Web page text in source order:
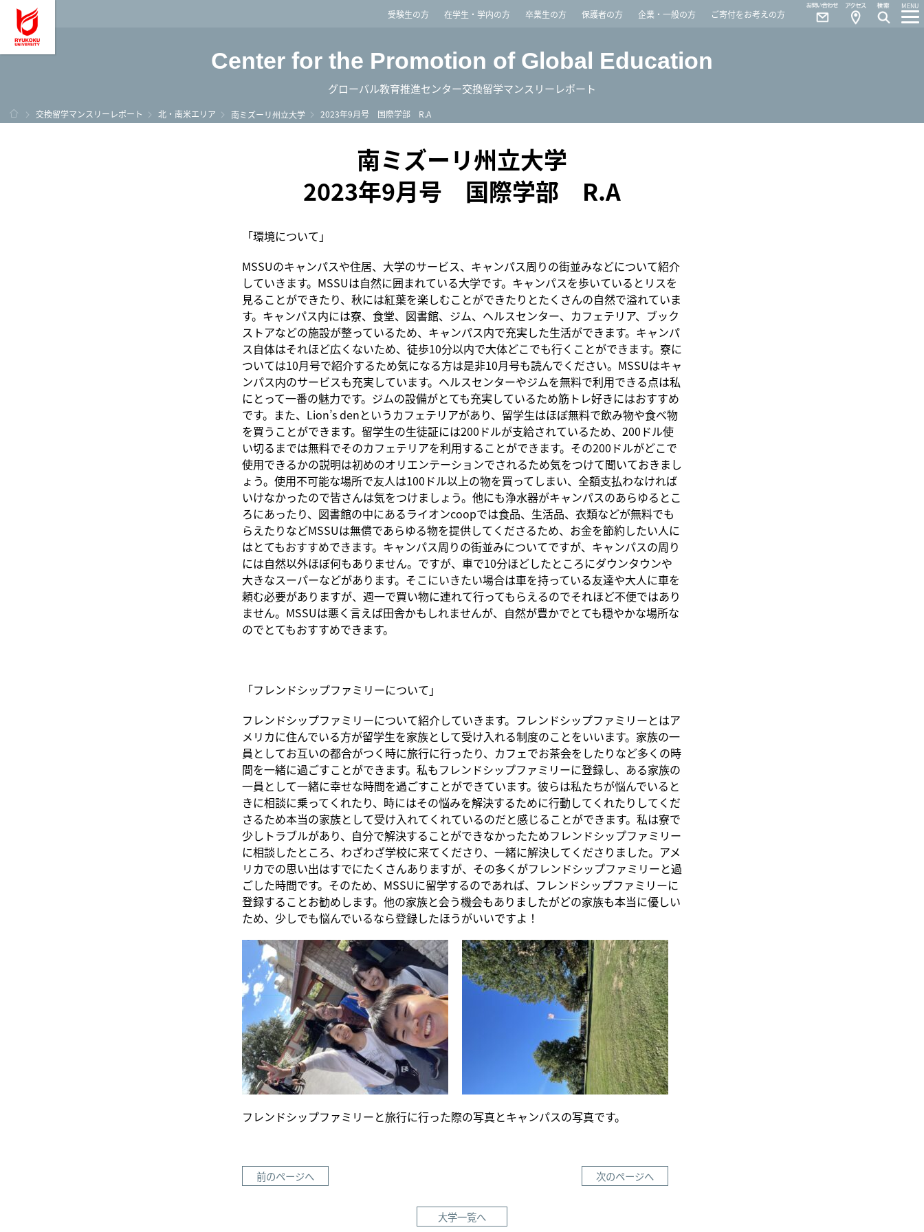
龍谷大学 You, Unlimited受験生の方 在学生・学内の方 卒業生の方 保護者の方 企業・一般の方 ご寄付をお考えの方
MENU
Access
Contact
Center for the Promotion of Global Education
グローバル教育推進センター交換留学マンスリーレポート
ホーム
交換留学マンスリーレポート 北・南米エリア 南ミズーリ州立大学 2023年9月号 国際学部 R.A
南ミズーリ州立大学
2023年9月号 国際学部 R.A
「環境について」
MSSUのキャンパスや住居、大学のサービス、キャンパス周りの街並みなどについて紹介
していきます。MSSUは自然に囲まれている大学です。キャンパスを歩いているとリスを
見ることができたり、秋には紅葉を楽しむことができたりとたくさんの自然で溢れていま
す。キャンパス内には寮、食堂、図書館、ジム、ヘルスセンター、カフェテリア、ブック
ストアなどの施設が整っているため、キャンパス内で充実した生活ができます。キャンパ
ス自体はそれほど広くないため、徒歩10分以内で大体どこでも行くことができます。寮に
ついては10月号で紹介するため気になる方は是非10月号も読んでください。MSSUはキャ
ンパス内のサービスも充実しています。ヘルスセンターやジムを無料で利用できる点は私
にとって一番の魅力です。ジムの設備がとても充実しているため筋トレ好きにはおすすめ
です。また、Lion’s denというカフェテリアがあり、留学生はほぼ無料で飲み物や食べ物
を買うことができます。留学生の生徒証には200ドルが支給されているため、200ドル使
い切るまでは無料でそのカフェテリアを利用することができます。その200ドルがどこで
使用できるかの説明は初めのオリエンテーションでされるため気をつけて聞いておきまし
ょう。使用不可能な場所で友人は100ドル以上の物を買ってしまい、全額支払わなければ
いけなかったので皆さんは気をつけましょう。他にも浄水器がキャンパスのあらゆるとこ
ろにあったり、図書館の中にあるライオンcoopでは食品、生活品、衣類などが無料でも
らえたりなどMSSUは無償であらゆる物を提供してくださるため、お金を節約したい人に
はとてもおすすめできます。キャンパス周りの街並みについてですが、キャンパスの周り
には自然以外ほぼ何もありません。ですが、車で10分ほどしたところにダウンタウンや
大きなスーパーなどがあります。そこにいきたい場合は車を持っている友達や大人に車を
頼む必要がありますが、週一で買い物に連れて行ってもらえるのでそれほど不便ではあり
ません。MSSUは悪く言えば田舎かもしれませんが、自然が豊かでとても穏やかな場所な
のでとてもおすすめできます。
「フレンドシップファミリーについて」
フレンドシップファミリーについて紹介していきます。フレンドシップファミリーとはア
メリカに住んでいる方が留学生を家族として受け入れる制度のことをいいます。家族の一
員としてお互いの都合がつく時に旅行に行ったり、カフェでお茶会をしたりなど多くの時
間を一緒に過ごすことができます。私もフレンドシップファミリーに登録し、ある家族の
一員として一緒に幸せな時間を過ごすことができています。彼らは私たちが悩んでいると
きに相談に乗ってくれたり、時にはその悩みを解決するために行動してくれたりしてくだ
さるため本当の家族として受け入れてくれているのだと感じることができます。私は寮で
少しトラブルがあり、自分で解決することができなかったためフレンドシップファミリー
に相談したところ、わざわざ学校に来てくださり、一緒に解決してくださりました。アメ
リカでの思い出はすでにたくさんありますが、その多くがフレンドシップファミリーと過
ごした時間です。そのため、MSSUに留学するのであれば、フレンドシップファミリーに
登録することお勧めします。他の家族と会う機会もありましたがどの家族も本当に優しい
ため、少しでも悩んでいるなら登録したほうがいいですよ！
フレンドシップファミリーと旅行に行った際の写真とキャンパスの写真です。
前のページへ 次のページへ
大学一覧へ